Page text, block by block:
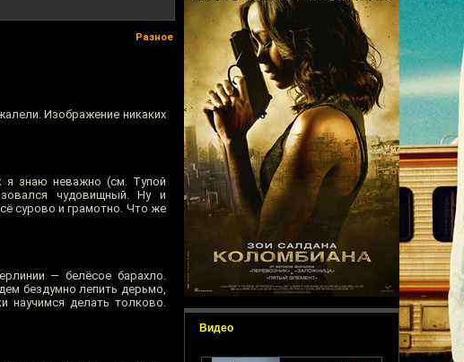
Видео
Разное
Изображение никаких
я знаю неважно (см. Тупой
чудовищный. Ну и
сурово и грамотно. Что же
— белёсое барахло.
бездумно лепить дерьмо,
научимся делать толково.